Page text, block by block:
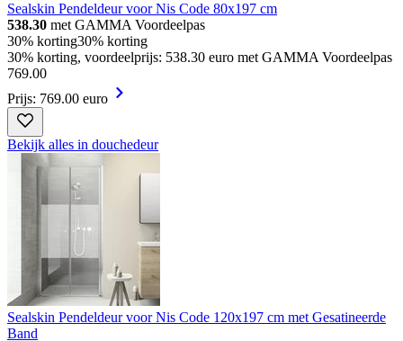
Sealskin Pendeldeur voor Nis Code 80x197 cm
538.30 met GAMMA Voordeelpas
30% korting30% korting
30% korting, voordeelprijs: 538.30 euro met GAMMA Voordeelpas
769.00
Prijs: 769.00 euro
Bekijk alles in douchedeur
Sealskin Pendeldeur voor Nis Code 120x197 cm met Gesatineerde
Band